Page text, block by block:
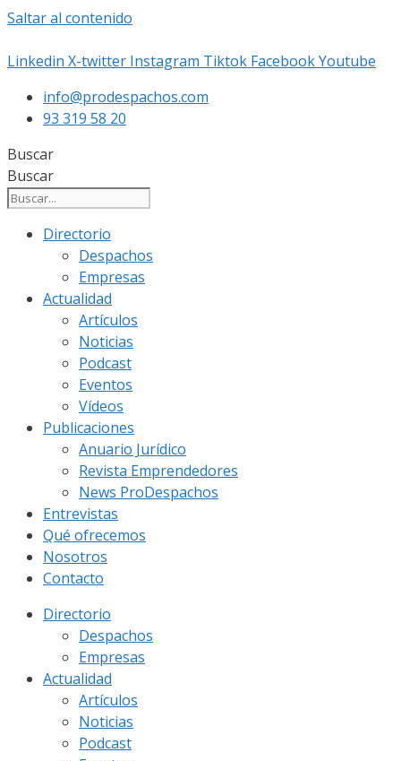
Saltar al contenido
Linkedin X-twitter Instagram Tiktok FacebookYoutube
info@prodespachos.com
93 319 58 20
Buscar
Buscar
Directorio
Despachos
Empresas
Actualidad
Artículos
Noticias
Podcast
Eventos
Vídeos
Publicaciones
Anuario Jurídico
Revista Emprendedores
News ProDespachos
Entrevistas
Qué ofrecemos
Nosotros
Contacto
Directorio
Despachos
Empresas
Actualidad
Artículos
Noticias
Podcast